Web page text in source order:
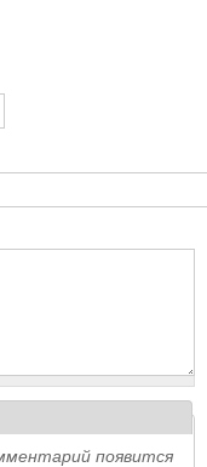
появится